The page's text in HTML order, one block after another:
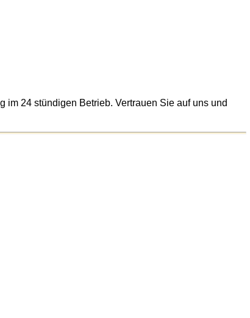
24 stündigen Betrieb. Vertrauen Sie auf uns und